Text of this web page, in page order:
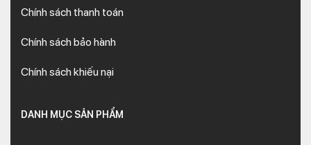
Chính sách thanh toán
Chính sách bảo hành
Chính sách khiếu nại
DANH MỤC SẢN PHẨM